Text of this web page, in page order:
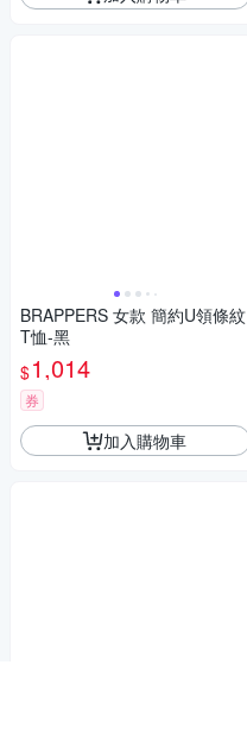
BRAPPERS 女款 簡約U領條紋
T恤-黑
$1,014
券
加入購物車